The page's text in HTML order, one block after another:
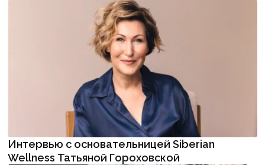
Интервью с основательницей Siberian
Wellness Татьяной Гороховской